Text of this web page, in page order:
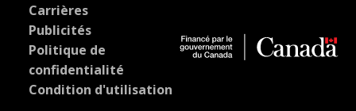
Carrières
Publicités
Politique de
confidentialité
Condition d'utilisation